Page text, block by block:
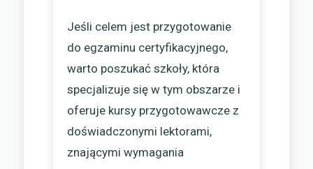
Jeśli celem jest przygotowanie
do egzaminu certyfikacyjnego,
warto poszukać szkoły, która
specjalizuje się w tym obszarze i
oferuje kursy przygotowawcze z
doświadczonymi lektorami,
znającymi wymagania